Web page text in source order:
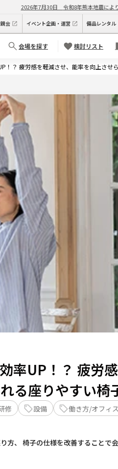
2026年7月30日 令和8年熊本地震によ
会 イベント企画・運営 備品レンタル
会場を探す 検討リスト
！？ 疲労感を軽減させ、能率を向上させ
率UP！？ 疲労
る座りやすい椅
修 設備 働き方/オフィ
方、 椅子の仕様を改善することで